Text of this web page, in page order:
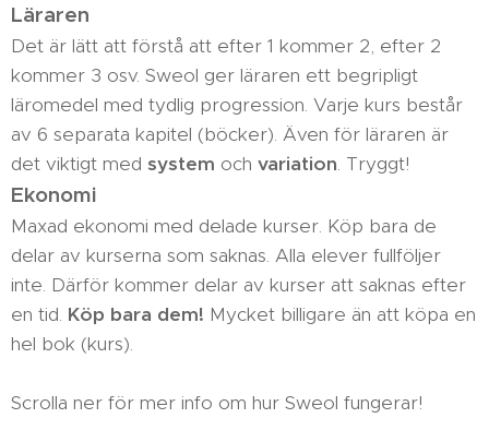
Läraren
Det är lätt att förstå att efter 1 kommer 2, efter 2
kommer 3 osv. Sweol ger läraren ett begripligt
läromedel med tydlig progression. Varje kurs består
av 6 separata kapitel (böcker). Även för läraren är
det viktigt med system och variation. Tryggt!
Ekonomi
Maxad ekonomi med delade kurser. Köp bara de
delar av kurserna som saknas. Alla elever fullföljer
inte. Därför kommer delar av kurser att saknas efter
en tid. Köp bara dem! Mycket billigare än att köpa en
hel bok (kurs).
Scrolla ner för mer info om hur Sweol fungerar!